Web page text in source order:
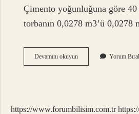
Çimento yoğunluğuna göre 40
torbanın 0,0278 m3’ü 0,0278
Devamını okuyun1
M3
Çimento
Yorum
https://www.forumbilisim.com.tr